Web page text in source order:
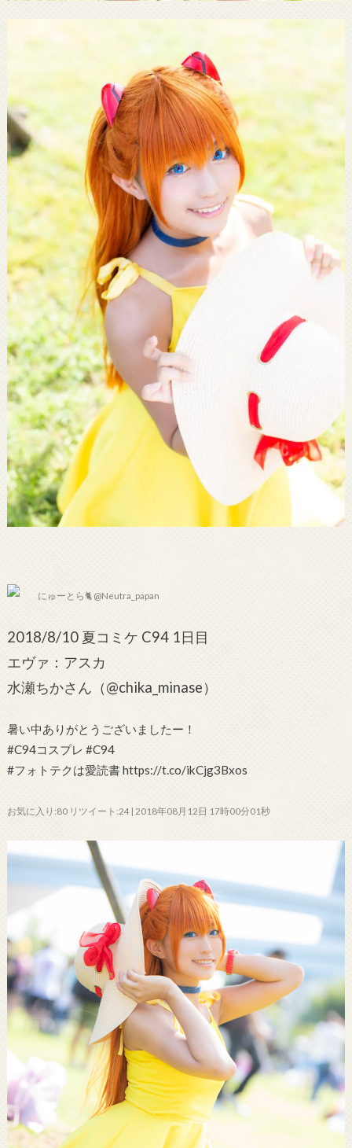
にゅーとら🐈 @Neutra_papan
2018/8/10 夏コミケ C94 1日目
エヴァ：アスカ
水瀬ちかさん（@chika_minase）
暑い中ありがとうございましたー！
#C94コスプレ #C94
#フォトテクは愛読書 https://t.co/ikCjg3Bxos
お気に入り:80 リツイート:24 | 2018年08月12日 17時00分01秒